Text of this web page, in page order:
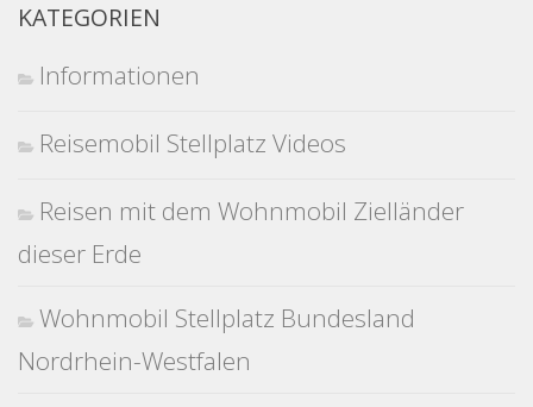
KATEGORIEN
Informationen
Reisemobil Stellplatz Videos
Reisen mit dem Wohnmobil Zielländer
dieser Erde
Wohnmobil Stellplatz Bundesland
Nordrhein-Westfalen